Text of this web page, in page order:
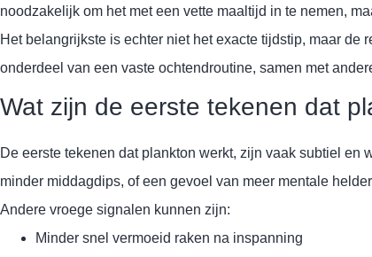
noodzakelijk om het met een vette maaltijd in te nemen,
Het belangrijkste is echter niet het exacte tijdstip, maar
onderdeel van een vaste ochtendroutine, samen met
Wat zijn de eerste tekenen dat
De eerste tekenen dat plankton werkt, zijn vaak subtiel
minder middagdips, of een gevoel van meer mentale
Andere vroege signalen kunnen zijn:
Minder snel vermoeid raken na inspanning